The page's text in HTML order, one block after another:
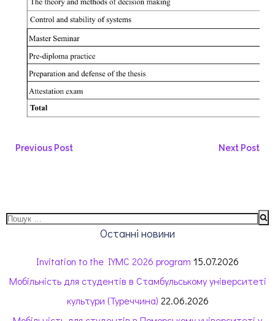
Навігація
Previous Post
Навігація
Next Post
Пошук:
Останні новини
Invitation to the IYMC 2026 program 15.07.2026
Мобільність для студентів в Стамбульському університеті
культури (Туреччина) 22.06.2026